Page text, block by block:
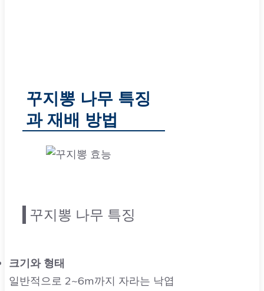
꾸지뽕 나무 특징
과 재배 방법
꾸지뽕 나무 특징
크기와 형태
일반적으로 2~6m까지 자라는 낙엽